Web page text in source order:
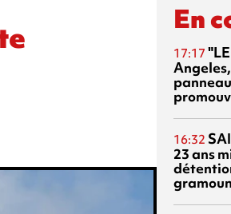
En
17:17
16:32
23 ans